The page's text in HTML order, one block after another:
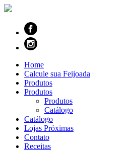
Home
Calcule sua Feijoada
Produtos
Produtos
Produtos
Catálogo
Catálogo
Lojas Próximas
Contato
Receitas